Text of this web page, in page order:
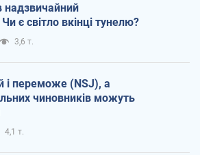
надзвичайний
є світло вкінці тунелю?
3,6 т.
і переможе (NSJ), а
чиновників можуть
4,1 т.